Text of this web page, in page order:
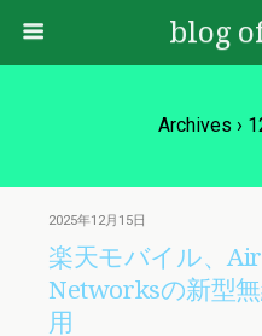
blog
Archives ›
2025年12月15日
楽天モバイル、
Networksの新型
用